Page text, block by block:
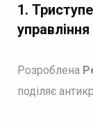
1.
управління
Розроблена
поділяє